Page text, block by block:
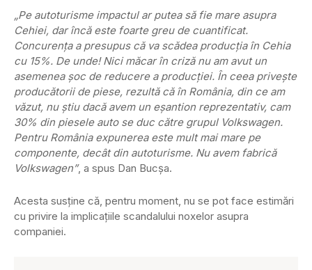
„Pe autoturisme impactul ar putea să fie mare asupra
Cehiei, dar încă este foarte greu de cuantificat.
Concurenţa a presupus că va scădea producţia în Cehia
cu 15%. De unde! Nici măcar în criză nu am avut un
asemenea şoc de reducere a producţiei. În ceea priveşte
producătorii de piese, rezultă că în România, din ce am
văzut, nu ştiu dacă avem un eşantion reprezentativ, cam
30% din piesele auto se duc către grupul Volkswagen.
Pentru România expunerea este mult mai mare pe
componente, decât din autoturisme. Nu avem fabrică
Volkswagen”, a spus Dan Bucşa.
Acesta susţine că, pentru moment, nu se pot face estimări
cu privire la implicaţiile scandalului noxelor asupra
companiei.